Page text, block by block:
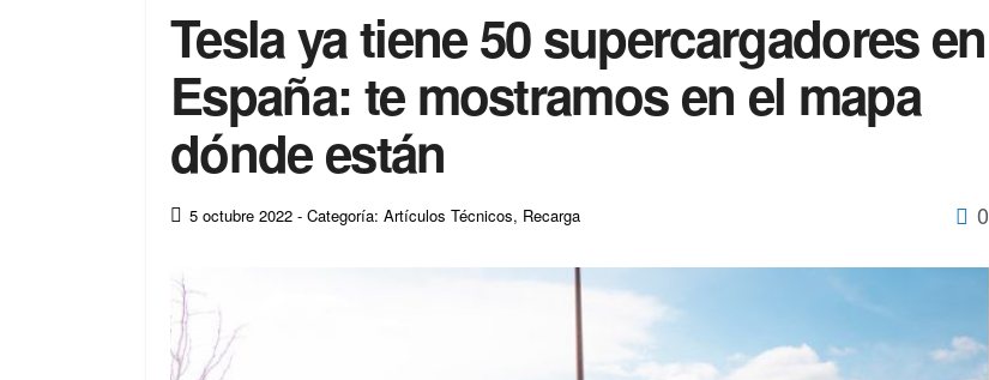
Tesla ya tiene 50 supercargadores en
España: te mostramos en el mapa
dónde están
5 octubre 2022 - Categoría: Artículos Técnicos, Recarga 0